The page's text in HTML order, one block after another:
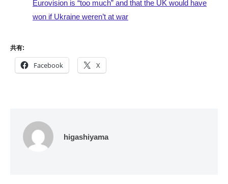
Eurovision is “too much” and that the UK would have
won if Ukraine weren’t at war
共有:
Facebook X
higashiyama